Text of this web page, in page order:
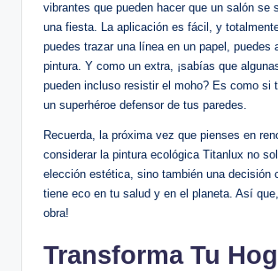
vibrantes que pueden hacer que un salón se
una fiesta. La aplicación es fácil, y
puedes trazar una línea en un papel, puedes
pintura. Y como un extra, ¡sabías que
pueden incluso resistir el moho? Es como si
un superhéroe defensor de tus paredes.
Recuerda, la próxima vez que pienses en
considerar la pintura ecológica Titanlux no
elección estética, sino también una decisión
tiene eco en tu salud y en el planeta. Así
obra!
Transforma Tu